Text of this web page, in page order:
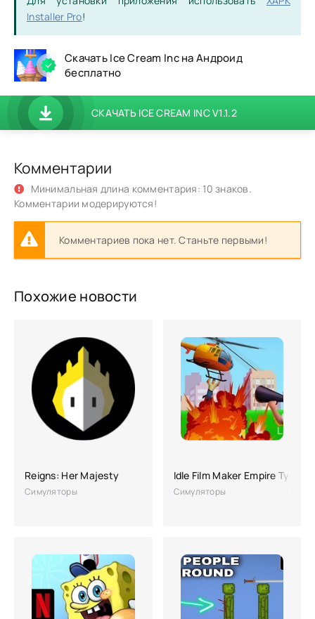
Installer Pro!
Скачать Ice Cream Inc на Андроид
бесплатно
СКАЧАТЬ ICE CREAM INC V1.1.2
Комментарии
Минимальная длина комментария: 10 знаков.
Комментарии модерируются!
Комментариев пока нет. Станьте первыми!
Похожие новости
Reigns: Her Majesty
Симуляторы
Idle Film Maker Empire Tycoon
Симуляторы